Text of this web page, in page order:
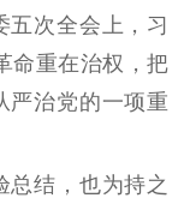
次全会上，习
命重在治权，把
严治党的一项重
结，也为持之